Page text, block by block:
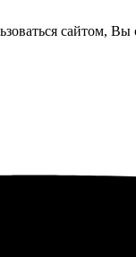
сайтом,